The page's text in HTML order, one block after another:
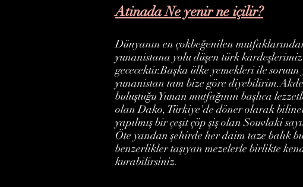
Atinada Ne yenir ne içilir?
Dünyanın en çokbeğenilen
yunanistana yolu düşen türk
gececektir.Başka ülke yemekleri ile
yunanistan tam bize göre
buluştuğu Yunan mutfağının başlıca
olan Dako, Türkiye'de döner olarak
yapılmış bir çeşit çöp şiş olan Souvlaki
Öte yandan şehirde her daim taze balık
benzerlikler taşıyan mezelerle birlikte
kurabilirsiniz.